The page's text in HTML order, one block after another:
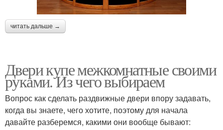
читать дальше →
Двери купе межкомнатные своими
руками. Из чего выбираем
Вопрос как сделать раздвижные двери впору задавать,
когда вы знаете, чего хотите, поэтому для начала
давайте разберемся, какими они вообще бывают: